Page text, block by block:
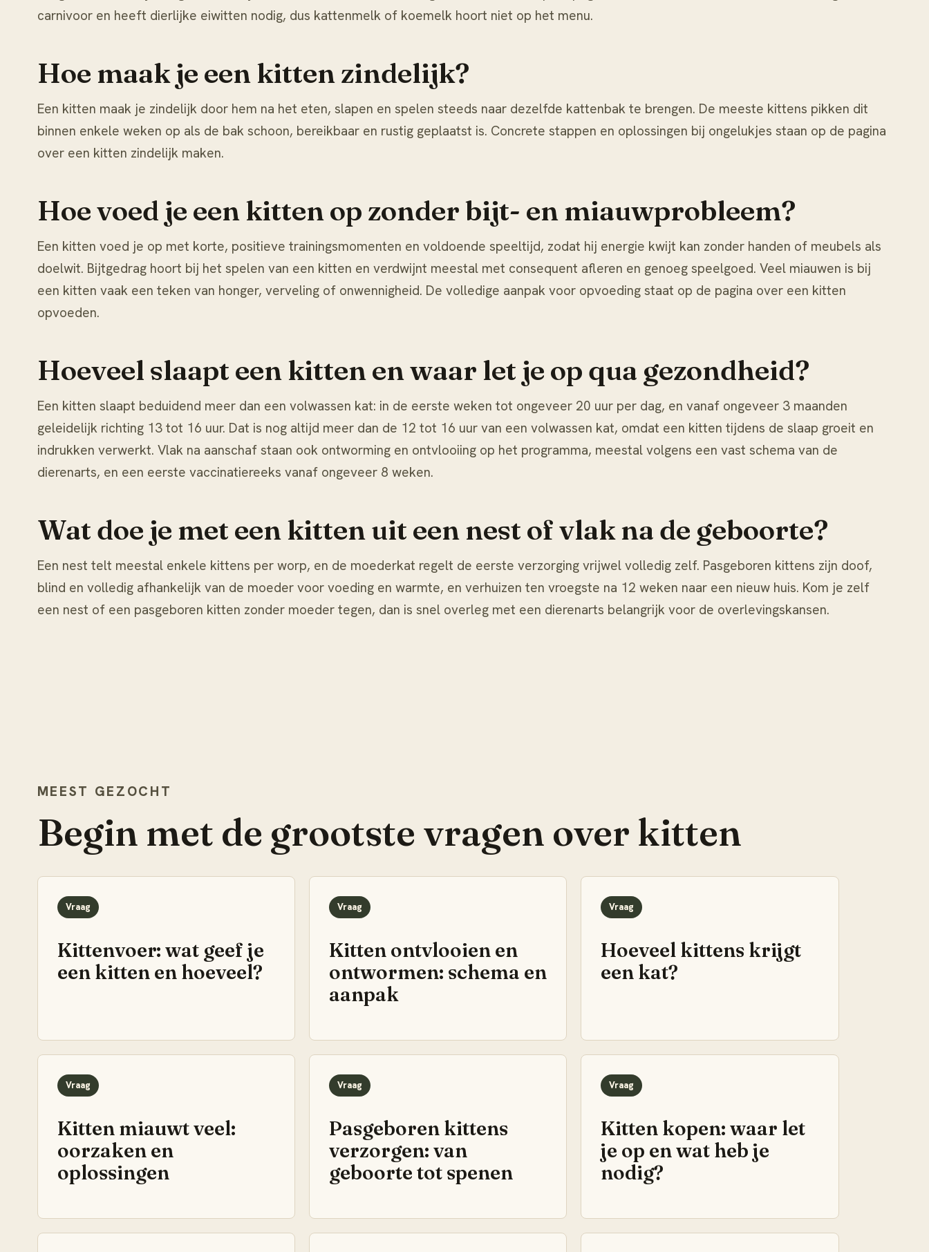
carnivoor en heeft dierlijke eiwitten nodig, dus kattenmelk of koemelk hoort niet op het menu.
Hoe maak je een kitten zindelijk?
Een kitten maak je zindelijk door hem na het eten, slapen en spelen steeds naar dezelfde kattenbak te brengen. De meeste kittens pikken dit
binnen enkele weken op als de bak schoon, bereikbaar en rustig geplaatst is. Concrete stappen en oplossingen bij ongelukjes staan op de pagina
over een kitten zindelijk maken.
Hoe voed je een kitten op zonder bijt- en miauwprobleem?
Een kitten voed je op met korte, positieve trainingsmomenten en voldoende speeltijd, zodat hij energie kwijt kan zonder handen of meubels als
doelwit. Bijtgedrag hoort bij het spelen van een kitten en verdwijnt meestal met consequent afleren en genoeg speelgoed. Veel miauwen is bij
een kitten vaak een teken van honger, verveling of onwennigheid. De volledige aanpak voor opvoeding staat op de pagina over een kitten
opvoeden.
Hoeveel slaapt een kitten en waar let je op qua gezondheid?
Een kitten slaapt beduidend meer dan een volwassen kat: in de eerste weken tot ongeveer 20 uur per dag, en vanaf ongeveer 3 maanden
geleidelijk richting 13 tot 16 uur. Dat is nog altijd meer dan de 12 tot 16 uur van een volwassen kat, omdat een kitten tijdens de slaap groeit en
indrukken verwerkt. Vlak na aanschaf staan ook ontworming en ontvlooiing op het programma, meestal volgens een vast schema van de
dierenarts, en een eerste vaccinatiereeks vanaf ongeveer 8 weken.
Wat doe je met een kitten uit een nest of vlak na de geboorte?
Een nest telt meestal enkele kittens per worp, en de moederkat regelt de eerste verzorging vrijwel volledig zelf. Pasgeboren kittens zijn doof,
blind en volledig afhankelijk van de moeder voor voeding en warmte, en verhuizen ten vroegste na 12 weken naar een nieuw huis. Kom je zelf
een nest of een pasgeboren kitten zonder moeder tegen, dan is snel overleg met een dierenarts belangrijk voor de overlevingskansen.
MEEST GEZOCHT
Begin met de grootste vragen over kitten
Vraag
Kittenvoer: wat geef je
een kitten en hoeveel?
Vraag
Kitten ontvlooien en
ontwormen: schema en
aanpak
Vraag
Hoeveel kittens krijgt
een kat?
Vraag
Kitten miauwt veel:
oorzaken en
oplossingen
Vraag
Pasgeboren kittens
verzorgen: van
geboorte tot spenen
Vraag
Kitten kopen: waar let
je op en wat heb je
nodig?